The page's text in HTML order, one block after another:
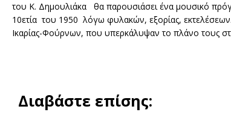
του Κ. Δημουλιάκα θα παρουσιάσει ένα μουσικό
10ετία του 1950 λόγω φυλακών, εξορίας,
Ικαρίας-Φούρνων, που υπερκάλυψαν το πλάνο τους
Διαβάστε επίσης: